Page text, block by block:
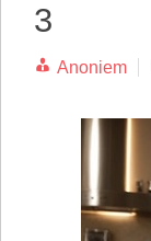
3
Anoniem